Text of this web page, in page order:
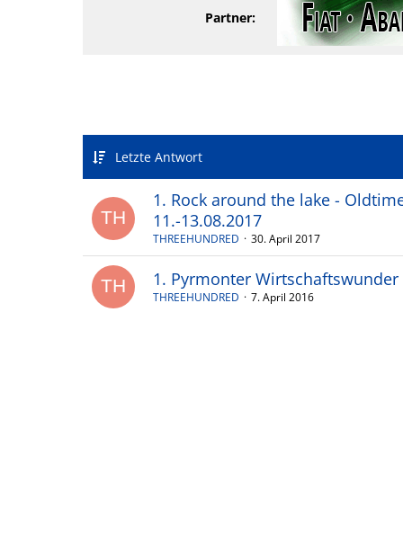
Partner:
Letzte Antwort
1. Rock around the lake -
11.-13.08.2017
THREEHUNDRED 30. April 2017
1. Pyrmonter Wirtschaftswunder
THREEHUNDRED 7. April 2016